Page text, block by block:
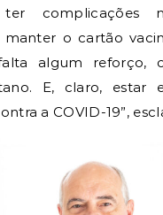
complicações
o cartão
algum reforço,
E, claro, estar
a COVID-19”,